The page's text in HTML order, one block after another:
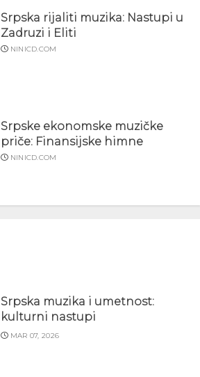
Srpska rijaliti muzika: Nastupi u
Zadruzi i Eliti
NINICD.COM
Srpske ekonomske muzičke
priče: Finansijske himne
NINICD.COM
Srpska muzika i umetnost:
kulturni nastupi
MAR 07, 2026